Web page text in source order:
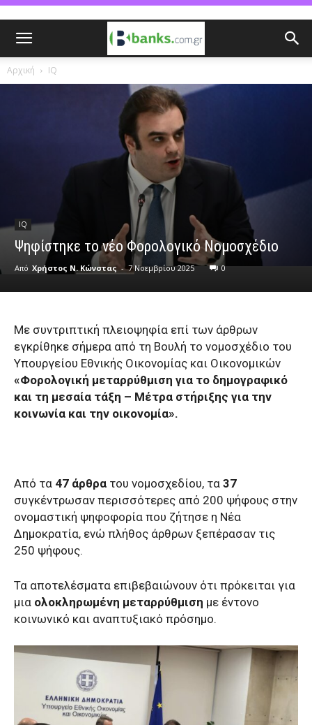
Αρχική IQ
IQ
Ψηφίστηκε το νέο Φορολογικό Νομοσχέδιο
Από Χρήστος Ν. Κώνστας - 7 Νοεμβρίου 2025 0
Με συντριπτική πλειοψηφία επί των άρθρων
εγκρίθηκε σήμερα από τη Βουλή το νομοσχέδιο του
Υπουργείου Εθνικής Οικονομίας και Οικονομικών
«Φορολογική μεταρρύθμιση για το δημογραφικό
και τη μεσαία τάξη – Μέτρα στήριξης για την
κοινωνία και την οικονομία».
Από τα 47 άρθρα του νομοσχεδίου, τα 37
συγκέντρωσαν περισσότερες από 200 ψήφους στην
ονομαστική ψηφοφορία που ζήτησε η Νέα
Δημοκρατία, ενώ πλήθος άρθρων ξεπέρασαν τις
250 ψήφους.
Τα αποτελέσματα επιβεβαιώνουν ότι πρόκειται για
μια ολοκληρωμένη μεταρρύθμιση με έντονο
κοινωνικό και αναπτυξιακό πρόσημο.